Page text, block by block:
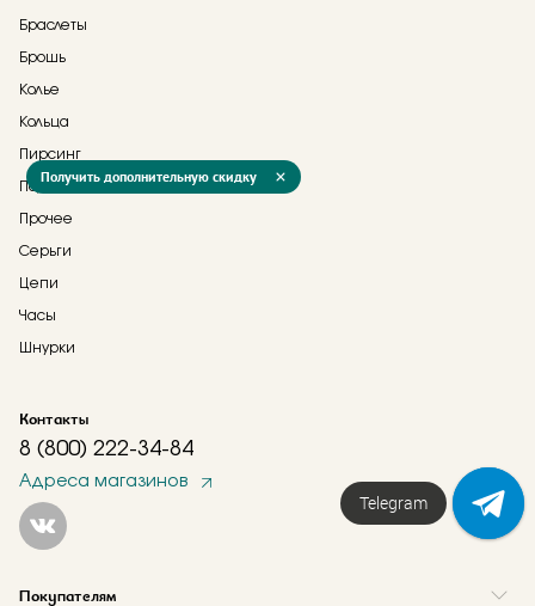
Браслеты
Брошь
Колье
Кольца
Пирсинг
Подвески
Прочее
Серьги
Цепи
Часы
Шнурки
Контакты
8 (800) 222-34-84
Адреса магазинов
Покупателям
Получить дополнительную скидку
Telegram